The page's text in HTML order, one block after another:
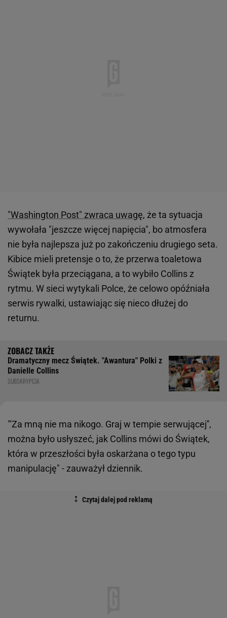
"Washington Post" zwraca uwagę, że ta sytuacja
wywołała "jeszcze więcej napięcia", bo atmosfera
nie była najlepsza już po zakończeniu drugiego seta.
Kibice mieli pretensje o to, że przerwa toaletowa
Świątek była przeciągana, a to wybiło Collins z
rytmu. W sieci wytykali Polce, że celowo opóźniała
serwis rywalki, ustawiając się nieco dłużej do
returnu.
Dramatyczny mecz Świątek. "Awantura" Polki z
Danielle Collins
SUBSKRYPCJA
"'Za mną nie ma nikogo. Graj w tempie serwującej'',
można było usłyszeć, jak Collins mówi do Świątek,
która w przeszłości była oskarżana o tego typu
manipulację" - zauważył dziennik.